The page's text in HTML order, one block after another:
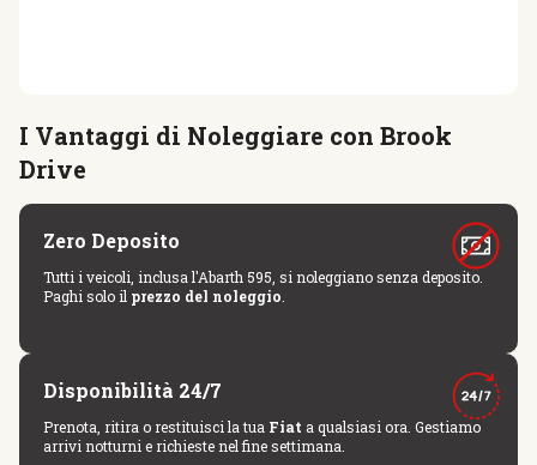
I Vantaggi di Noleggiare con Brook
Drive
Zero Deposito
Tutti i veicoli, inclusa l'Abarth 595, si noleggiano senza deposito.
Paghi solo il prezzo del noleggio
Disponibilità 24/7
Prenota, ritira o restituisci la tua Fiat a qualsiasi ora. Gestiamo
arrivi notturni e richieste nel fine settimana.